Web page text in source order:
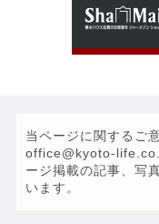
当ページに関するご
office@kyoto-
ージ掲載の記事、写
います。